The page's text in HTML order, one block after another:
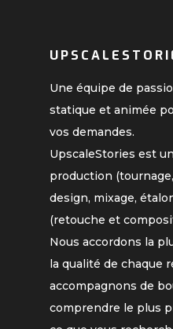
Une équipe de
statique et animée
vos demandes.
UpscaleStories est
production
design, mixage,
(retouche et
Nous accordons la
la qualité de chaque
accompagnons de
comprendre le plus